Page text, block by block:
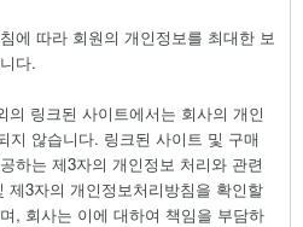
에 따라 회원의 개인정보를 최대한 보
다.
의 링크된 사이트에서는 회사의 개인
지 않습니다. 링크된 사이트 및 구매
하는 제3자의 개인정보 처리와 관련
제3자의 개인정보처리방침을 확인할
, 회사는 이에 대하여 책임을 부담하